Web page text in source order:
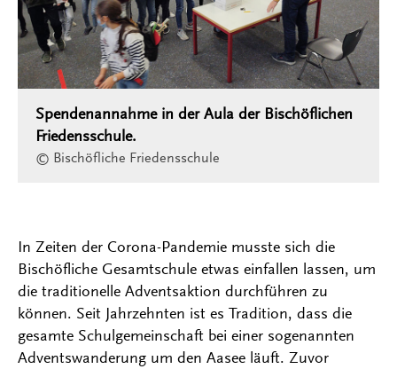
Spendenannahme in der Aula der Bischöflichen
Friedensschule.
© Bischöfliche Friedensschule
In Zeiten der Corona-Pandemie musste sich die
Bischöfliche Gesamtschule etwas einfallen lassen, um
die traditionelle Adventsaktion durchführen zu
können. Seit Jahrzehnten ist es Tradition, dass die
gesamte Schulgemeinschaft bei einer sogenannten
Adventswanderung um den Aasee läuft. Zuvor